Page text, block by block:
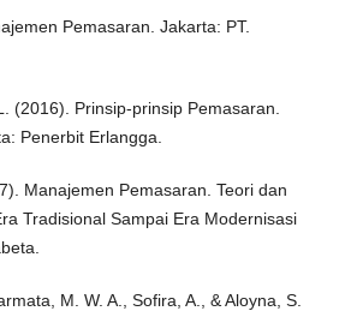
Pemasaran. Jakarta: PT.
(2016). Prinsip-prinsip Pemasaran.
Penerbit Erlangga.
Manajemen Pemasaran. Teori dan
Tradisional Sampai Era Modernisasi
M. W. A., Sofira, A., & Aloyna, S.